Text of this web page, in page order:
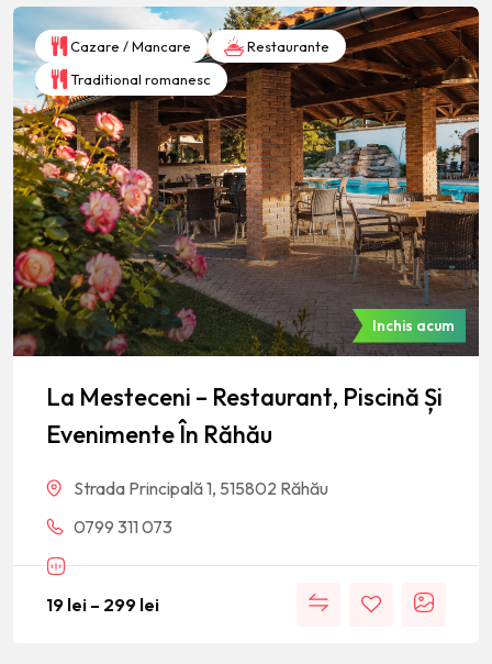
Cazare / Mancare
Restaurante
Traditional romanesc
Inchis acum
La Mesteceni – Restaurant, Piscină Și
Evenimente În Răhău
Strada Principală 1, 515802 Răhău
0799 311 073
19 lei – 299 lei